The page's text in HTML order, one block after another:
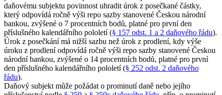
daňovému subjektu povinnost uhradit úrok z posečkané částky,
který odpovídá ročně výši repo sazby stanovené Českou národní
bankou, zvýšené o 7 procentních bodů, platné pro první den
příslušného kalendářního pololetí (§ 157 odst. 1 a 2 daňového řádu).
Úrok z posečkání má nižší sazbu než úrok z prodlení, kdy výše
úroku z prodlení odpovídá ročně výši repo sazby stanovené Českou
národní bankou, zvýšené o 14 procentních bodů, platné pro první
den příslušného kalendářního pololetí (§ 252 odst. 2 daňového
řádu).
Daňový subjekt může požádat o prominutí daně nebo jejího